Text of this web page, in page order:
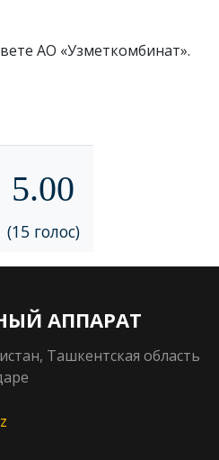
АО «Узметкомбинат».
5.00
(15 голос)
АППАРАТ
Ташкентская область